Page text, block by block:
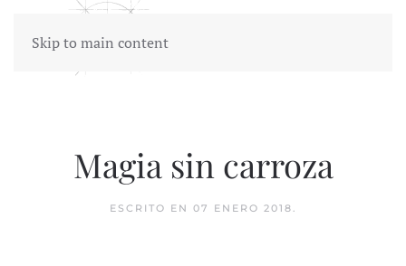
Skip to main content
Magia sin carroza
ESCRITO EN 07 ENERO 2018.